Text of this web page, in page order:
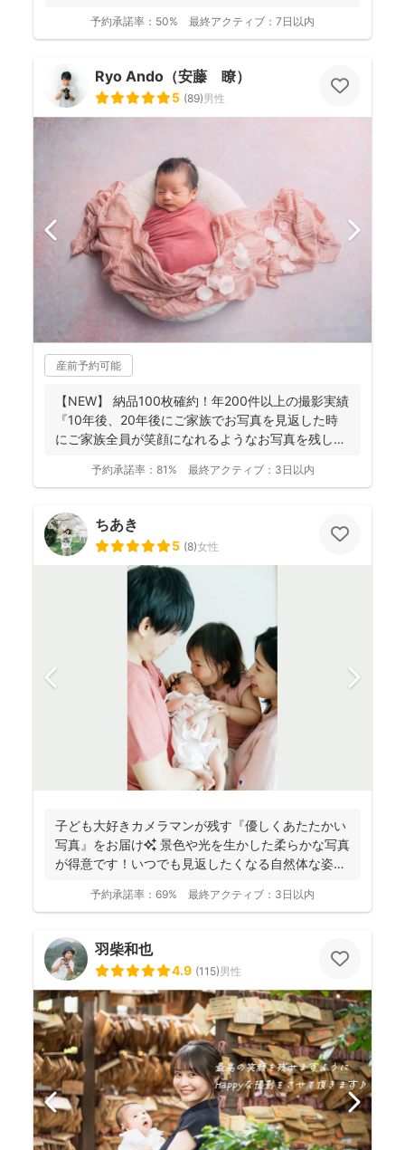
予約承諾率： 50% 最終アクティブ： 7日以内
Ryo Ando（安藤 瞭）
5 (89)男性
産前予約可能
【NEW】 納品100枚確約！年200件以上の撮影実績
『10年後、20年後にご家族でお写真を見返した時
にご家族全員が笑顔になれるようなお写真を残し
予約承諾率： 81% 最終アクティブ： 3日以内
ちあき
5 (8)女性
子ども大好きカメラマンが残す『優しくあたたかい
写真』をお届け✨ 景色や光を生かした柔らかな写真
が得意です！いつでも見返したくなる自然体な姿を
予約承諾率： 69% 最終アクティブ： 3日以内
羽柴和也
4.9 (115)男性